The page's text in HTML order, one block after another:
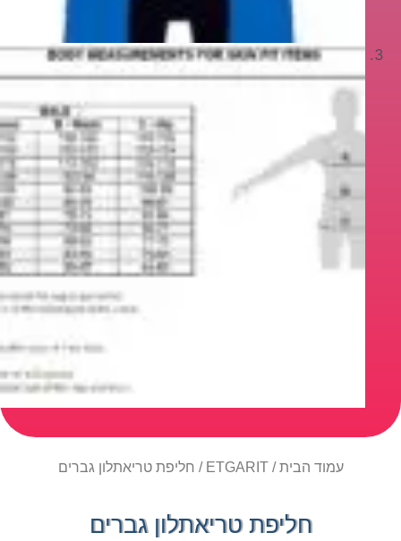
עמוד הבית/
ETGARIT / חליפת טריאתלון גברים
חליפת טריאתלון גברים